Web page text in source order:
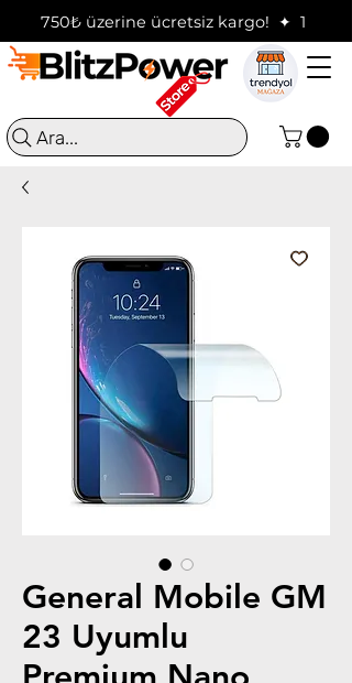
750₺ üzerine ücretsiz kargo!  ✦
Ara...
General Mobile GM
23 Uyumlu